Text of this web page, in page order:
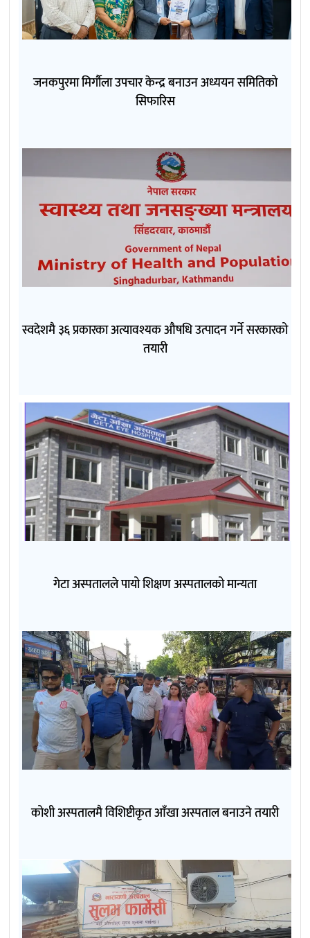
जनकपुरमा मिर्गौला उपचार केन्द्र बनाउन अध्ययन समितिको
सिफारिस
स्वदेशमै ३६ प्रकारका अत्यावश्यक औषधि उत्पादन गर्ने सरकारको
तयारी
गेटा अस्पतालले पायो शिक्षण अस्पतालको मान्यता
कोशी अस्पतालमै विशिष्टीकृत आँखा अस्पताल बनाउने तयारी